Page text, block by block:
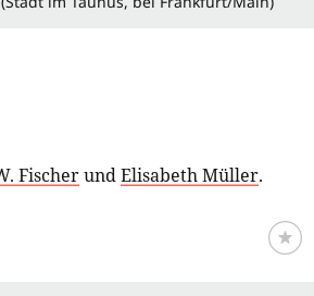
FischerundElisabeth Müller.